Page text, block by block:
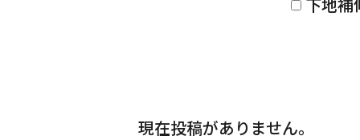
現在投稿がありません。